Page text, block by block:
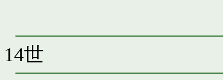
14世